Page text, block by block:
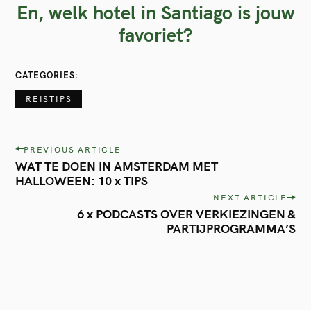
En, welk hotel in Santiago is jouw
favoriet?
CATEGORIES
REISTIPS
P
o
PREVIOUS ARTICLE
WAT TE DOEN IN AMSTERDAM MET
HALLOWEEN: 10 x TIPS
NEXT ARTICLE
6 x PODCASTS OVER VERKIEZINGEN &
PARTIJPROGRAMMA’S